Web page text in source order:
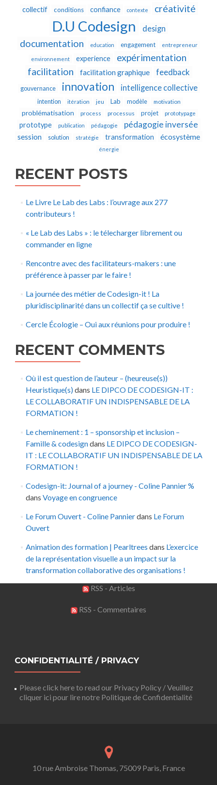
collectif conditions confiance contexte créativité
D.U Codesign design
documentation education engagement entrepreneur
environnement experience
expérimentation
facilitation
facilitation graphique feedback
gouvernance innovation intelligence collective
intention itération jeu Lab modèle motivation
problématisation process processus projet prototypage
prototype publication pédagogie pédagogie inversée
session solution stratégie transformation écosystème
énergie
RECENT POSTS
Le Livre Le Lab des Labs : l’ouvrage aux 277
contributeurs !
« Le Lab des Labs » : le télecharger librement ou
commander en ligne
Rencontre avec des facilitateurs-makers : une
préférence à passer par le faire !
La journée des métier de Codesign-it ! La
pluridisciplinarité dans un collectif ça se cultive !
Cercle Écologie – Oui aux réunions pour produire !
RECENT COMMENTS
Où il est question de l’auteur – (heureuse(s))
Heuristique(s)dans LE DIPCO DE CODESIGN-IT :
LE COLLABORATIF UN INDISPENSABLE DE LA
FORMATION !
Le cheminement : 1 – sponsorship et inclusion –
Famille & codesigndans LE DIPCO DE CODESIGN-
IT : LE COLLABORATIF UN INDISPENSABLE DE LA
FORMATION !
Codesign-it: Journal of a journey - Coline Pannier %
dans Voyage en congruence
Le Forum Ouvert - Coline Pannierdans Le Forum
Ouvert
Animation des formation | Pearltrees dans L’exercice
de la représentation visuelle a un impact sur la
transformation collaborative des organisations !
RSS - Articles
RSS - Commentaires
CONFIDENTIALITÉ / PRIVACY
Please click here to read our Privacy Policy / Veuillez
cliquer ici pour lire notre Politique de Confidentialité
10 rue Ambroise Thomas, 75009 Paris, France